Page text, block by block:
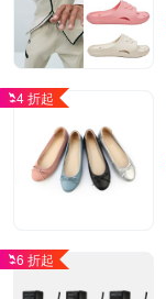
4 折起
6 折起